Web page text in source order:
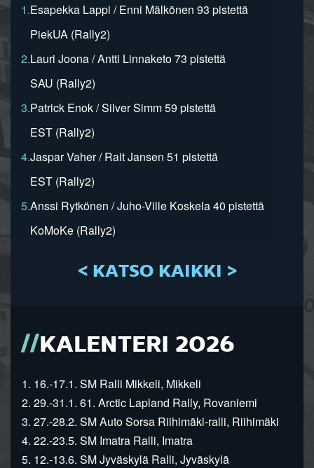
1.Esapekka Lappi / Enni Mälkönen 93 pistettä
PiekUA (Rally2)
2.Lauri Joona / Antti Linnaketo 73 pistettä
SAU (Rally2)
3.Patrick Enok / Silver Simm 59 pistettä
EST (Rally2)
4.Jaspar Vaher / Rait Jansen 51 pistettä
EST (Rally2)
5.Anssi Rytkönen / Juho-Ville Koskela 40 pistettä
KoMoKe (Rally2)
< KATSO KAIKKI >
KALENTERI 2026
1. 16.-17.1. SM Ralli Mikkeli, Mikkeli
2. 29.-31.1. 61. Arctic Lapland Rally, Rovaniemi
3. 27.-28.2. SM Auto Sorsa Riihimäki-ralli, Riihimäki
4. 22.-23.5. SM Imatra Ralli, Imatra
5. 12.-13.6. SM Jyväskylä Ralli, Jyväskylä